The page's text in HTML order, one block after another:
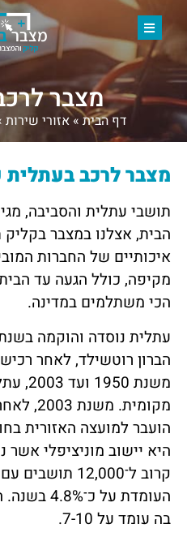
מצבר
דף הבית»אזורי שירות
מצבר לרכב
תושבי עתלית והסביבה,
הבית, אצלנו במצבר
איכותיים של החברות
מקיפה, כולל הגעה עד
הכי משתלמים במדינה.
משנת
מקומית.
הועבר למועצה האזורית
היא יישוב מוניציפלי
קרוב ל־12,000
העומדת על
בה עומד על 7-10.